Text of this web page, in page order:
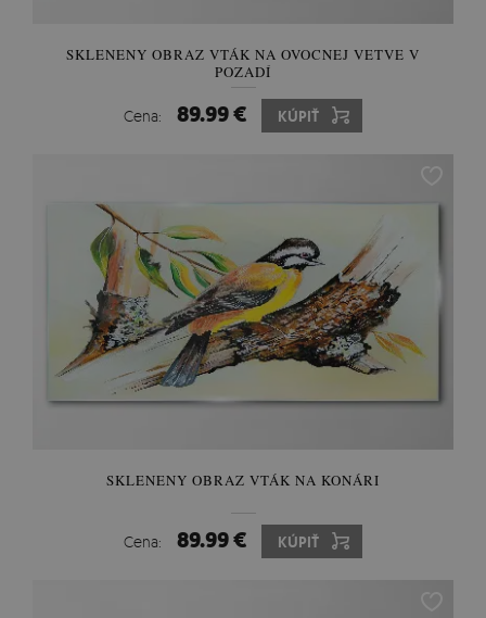
SKLENENY OBRAZ VTÁK NA OVOCNEJ VETVE V
POZADÍ
Cena: 89.99 € KÚPIŤ
SKLENENY OBRAZ VTÁK NA KONÁRI
Cena: 89.99 € KÚPIŤ